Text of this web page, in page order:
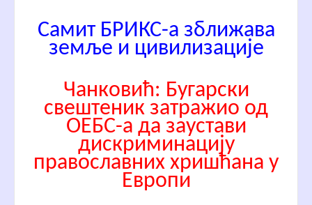
Самит БРИКС-а зближава
земље и цивилизације
Чанковић: Бугарски
свештеник затражио од
ОЕБС-а да заустави
дискриминацију
православних хришћана у
Европи